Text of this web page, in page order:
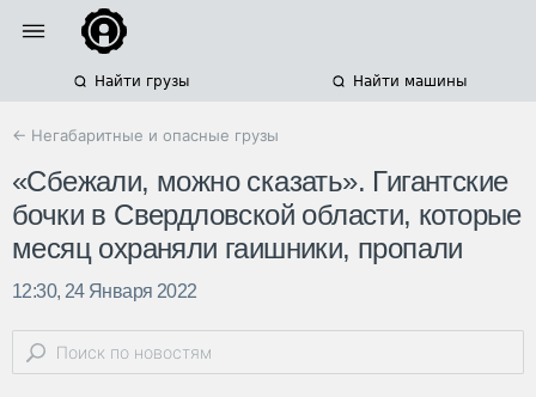
Найти грузы Найти машины
← Негабаритные и опасные грузы
«Сбежали, можно сказать». Гигантские
бочки в Свердловской области, которые
месяц охраняли гаишники, пропали
12:30, 24 Января 2022